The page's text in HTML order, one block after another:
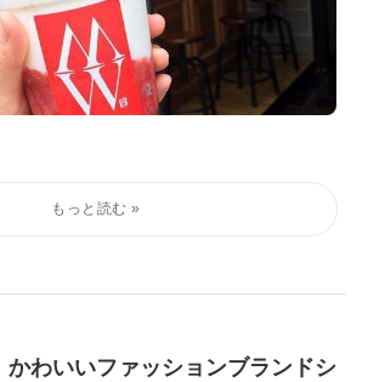
かわいいファッションブランドシ